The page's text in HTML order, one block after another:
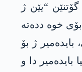
خوە ب گۆتنێن “یێن ژ
خوە ددەتە
ژ بۆ
دا و